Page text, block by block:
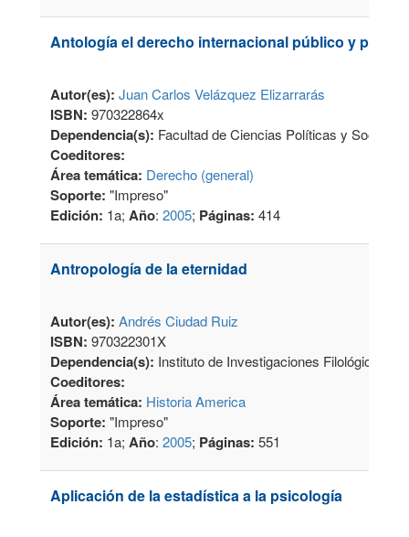
Antología el derecho internacional público y
Autor(es): Juan Carlos Velázquez Elizarrarás
ISBN: 970322864x
Dependencia(s): Facultad de Ciencias Políticas y Sociales
Coeditores:
Área temática: Derecho (general)
Soporte: "Impreso"
Edición: 1a; Año: 2005; Páginas: 414
Antropología de la eternidad
Autor(es): Andrés Ciudad Ruiz
ISBN: 970322301X
Dependencia(s): Instituto de Investigaciones Filológicas,
Coeditores:
Área temática: Historia America
Soporte: "Impreso"
Edición: 1a; Año: 2005; Páginas: 551
Aplicación de la estadística a la psicología